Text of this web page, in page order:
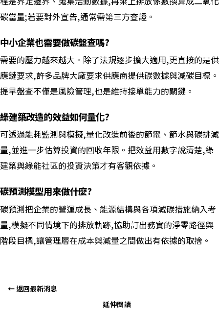
碳當量;若要對外宣告,通常需第三方查證。
中小企業也需要做碳盤查嗎?
需要的壓力越來越大。除了法規逐步擴大適用,更直接的是供
應鏈要求,許多品牌大廠要求供應商提供碳數據與減碳目標。
提早盤查不僅是風險管理,也是維持接單能力的關鍵。
綠建築改造的效益如何量化?
可透過能耗監測與模擬,量化改造前後的節電、節水與碳排減
量,並進一步估算投資的回收年限。把效益用數字說清楚,綠
建築與綠能社區的投資決策才有客觀依據。
碳預測模型用來做什麼?
碳預測把企業的營運成長、能源結構與各項減碳措施納入考
量,模擬不同情境下的排放軌跡,協助訂出務實的淨零路徑與
階段目標,讓管理層在成本與減量之間做出有依據的取捨。
← 返回最新消息
延伸閱讀